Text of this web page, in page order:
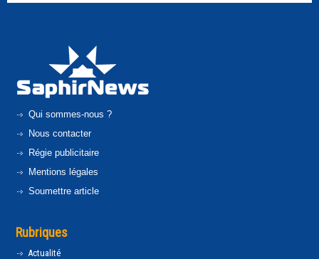
Qui sommes-nous ?
Nous contacter
Régie publicitaire
Mentions légales
Soumettre article
Rubriques
Actualité